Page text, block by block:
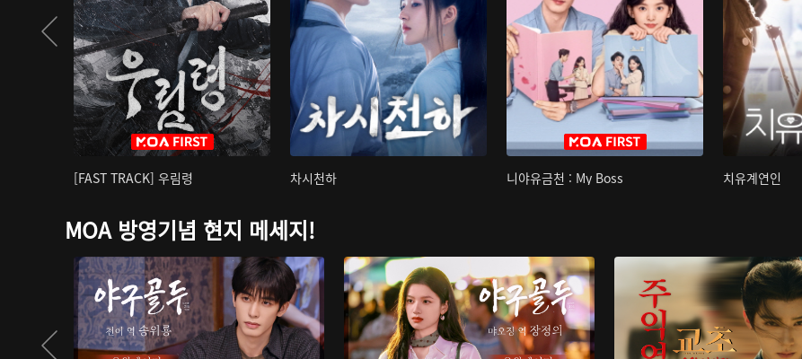
[FAST TRACK] 우림령 차시천하 니야유금천 : My Boss 치유계연인
MOA 방영기념 현지 메세지!